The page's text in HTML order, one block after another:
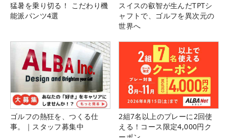
猛暑を乗り切る！ こだわり機
能派パンツ4選
スイスの叡智が生んだTPTシ
ャフトで、ゴルフを異次元の
世界へ
ゴルフの熱狂を、つくる仕
事。｜スタッフ募集中
2組7名以上のプレーに2回使
える！コース限定4,000円ク